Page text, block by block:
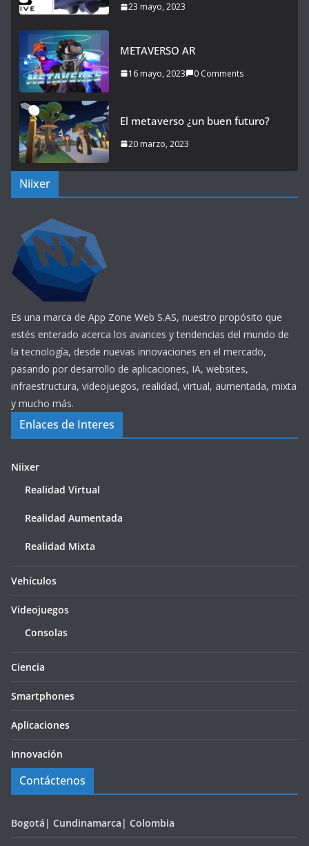
23 mayo, 2023
METAVERSO AR
16 mayo, 2023 0 Comments
El metaverso ¿un buen futuro?
20 marzo, 2023
Niixer
Es una marca de App Zone Web S.AS, nuestro propósito que
estés enterado acerca los avances y tendencias del mundo de
la tecnología, desde nuevas innovaciones en el mercado,
pasando por desarrollo de aplicaciones, IA, websites,
infraestructura, videojuegos, realidad, virtual, aumentada, mixta
y mucho más.
Enlaces de Interes
Niixer
Realidad Virtual
Realidad Aumentada
Realidad Mixta
Vehículos
Videojuegos
Consolas
Ciencia
Smartphones
Aplicaciones
Innovación
Contáctenos
Bogotá| Cundinamarca| Colombia